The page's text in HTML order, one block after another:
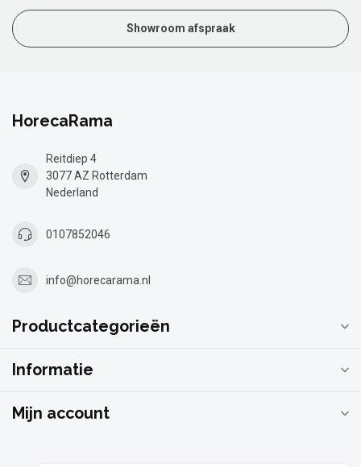
Showroom afspraak
HorecaRama
Reitdiep 4
3077 AZ Rotterdam
Nederland
0107852046
info@horecarama.nl
Productcategorieën
Informatie
Mijn account